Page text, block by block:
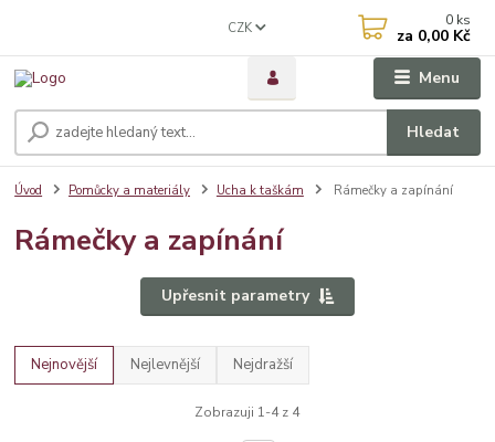
Menu
CZK
Hledat
0 ks
za 0,00 Kč
Úvod Pomůcky a materiály Ucha k taškám Rámečky a zapínání
Rámečky a zapínání
Upřesnit parametry
Nejnovější Nejlevnější Nejdražší
Zobrazuji 1-4 z 4